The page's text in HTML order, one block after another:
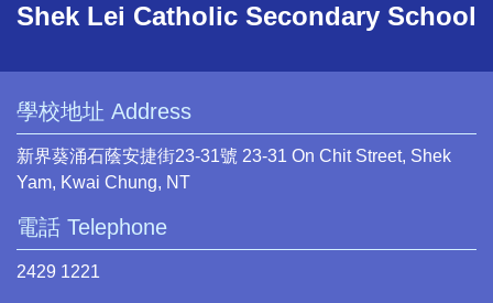
Shek Lei Catholic Secondary School
學校地址 Address
新界葵涌石蔭安捷街23-31號 23-31 On Chit Street, Shek
Yam, Kwai Chung, NT
電話 Telephone
2429 1221